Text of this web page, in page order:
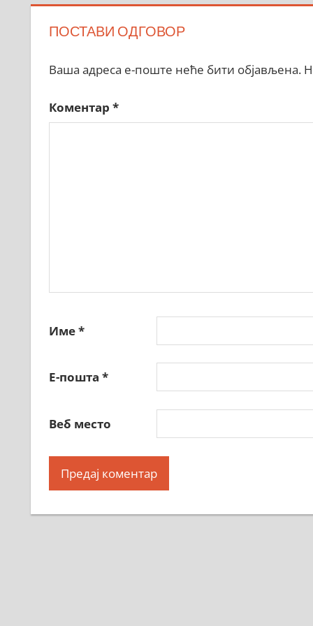
ПОСТАВИ ОДГОВОР
Ваша адреса е-поште неће бити објављена.
Коментар *
Име*
Е-пошта *
Веб место